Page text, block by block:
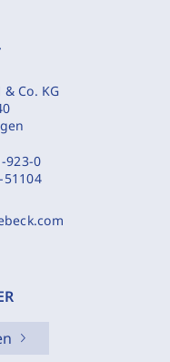
Co. KG
923-0
51104